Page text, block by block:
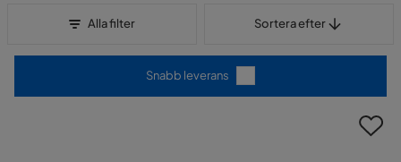
Alla filter Sortera efter
Snabb leverans